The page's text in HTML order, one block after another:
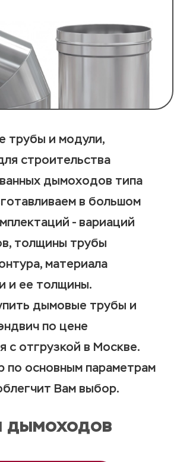
трубы и модули,
строительства
дымоходов типа
в большом
- вариаций
толщины трубы
материала
и ее толщины.
дымовые трубы и
по цене
с отгрузкой в Москве.
по основным параметрам
Вам выбор.
дымоходов